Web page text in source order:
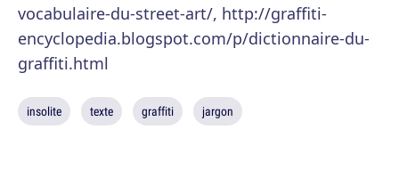
vocabulaire-du-street-art/, http://graffiti-
encyclopedia.blogspot.com/p/dictionnaire-du-
graffiti.html
insolite texte graffiti jargon